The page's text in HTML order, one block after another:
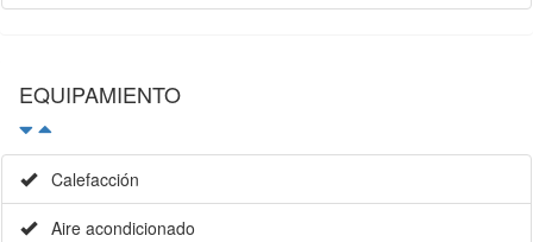
EQUIPAMIENTO
Calefacción
Aire acondicionado